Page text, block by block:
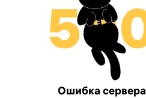
Ошибка сервера